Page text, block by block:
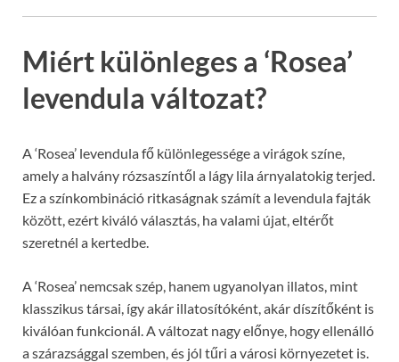
Miért különleges a ‘Rosea’
levendula változat?
A ‘Rosea’ levendula fő különlegessége a virágok színe,
amely a halvány rózsaszíntől a lágy lila árnyalatokig terjed.
Ez a színkombináció ritkaságnak számít a levendula fajták
között, ezért kiváló választás, ha valami újat, eltérőt
szeretnél a kertedbe.
A ‘Rosea’ nemcsak szép, hanem ugyanolyan illatos, mint
klasszikus társai, így akár illatosítóként, akár díszítőként is
kiválóan funkcionál. A változat nagy előnye, hogy ellenálló
a szárazsággal szemben, és jól tűri a városi környezetet is.